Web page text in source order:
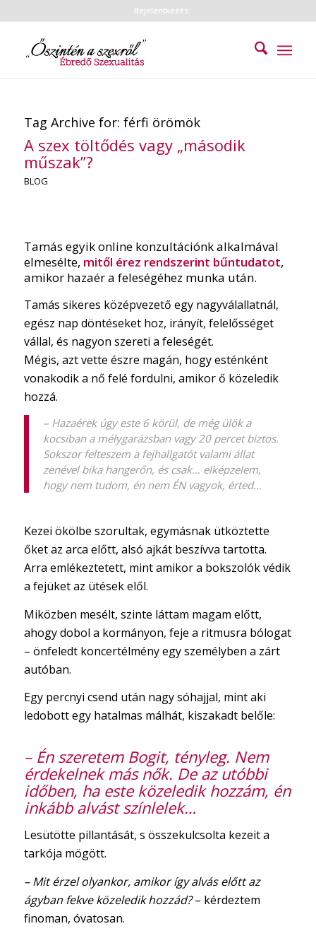
Bejelentkezés
Tag Archive for: férfi örömök
A szex töltődés vagy „második
műszak”?
BLOG
Tamás egyik online konzultációnk alkalmával
elmesélte, mitől érez rendszerint bűntudatot,
amikor hazaér a feleségéhez munka után.
Tamás sikeres középvezető egy nagyválallatnál,
egész nap döntéseket hoz, irányít, felelősséget
vállal, és nagyon szereti a feleségét.
Mégis, azt vette észre magán, hogy esténként
vonakodik a nő felé fordulni, amikor ő közeledik
hozzá.
– Hazaérek úgy este 6 körül, de még ülök a
kocsiban a mélygarázsban vagy 20 percet biztos.
Sokszor felteszem a fejhallgatót valami állat
zenével bika hangerőn, és csak… elképzelem,
hogy nem tudom, én nem ÉN vagyok, érted…
Kezei ökölbe szorultak, egymásnak ütköztette
őket az arca előtt, alsó ajkát beszívva tartotta.
Arra emlékeztetett, mint amikor a bokszolók védik
a fejüket az ütések elől.
Miközben mesélt, szinte láttam magam előtt,
ahogy dobol a kormányon, feje a ritmusra bólogat
– önfeledt koncertélmény egy személyben a zárt
autóban.
Egy percnyi csend után nagy sóhajjal, mint aki
ledobott egy hatalmas málhát, kiszakadt belőle:
​– Én szeretem Bogit, tényleg. Nem
érdekelnek más nők. De az utóbbi
időben, ha este közeledik hozzám, én
inkább alvást színlelek…
Lesütötte pillantását, s összekulcsolta kezeit a
tarkója mögött.
​– Mit érzel olyankor, amikor így alvás előtt az
ágyban fekve közeledik hozzád?– kérdeztem
finoman, óvatosan.